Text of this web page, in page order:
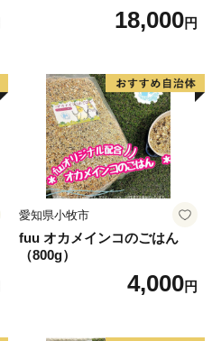
18,000円
愛知県小牧市
fuu オカメインコのごはん
（800g）
4,000円